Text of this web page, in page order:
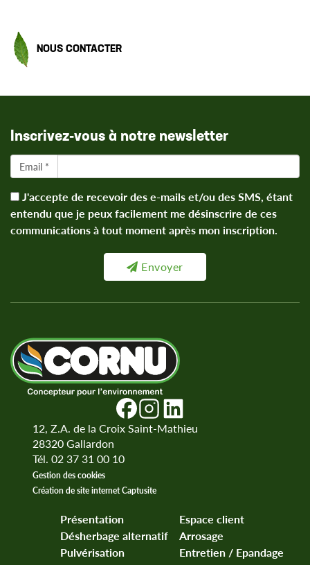
NOUS CONTACTER
Inscrivez-vous à notre newsletter
Email *
J'accepte de recevoir des e-mails et/ou des SMS, étant
entendu que je peux facilement me désinscrire de ces
communications à tout moment après mon inscription.
Envoyer
12, Z.A. de la Croix Saint-Mathieu
28320Gallardon
Tél. 02 37 31 00 10
Gestion des cookies
Création de site internet Captusite
Présentation
Espace client
Désherbage alternatif
Arrosage
Pulvérisation
Entretien / Epandage